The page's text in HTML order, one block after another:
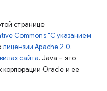
странице
Commons "С указанием
лицензии Apache 2.0.
сайта. Java – это
корпорации Oracle и ее